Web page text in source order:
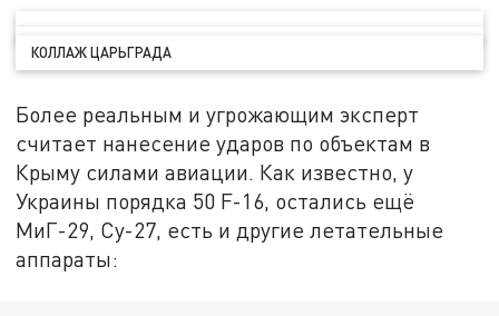
КОЛЛАЖ ЦАРЬГРАДА
Более реальным и угрожающим эксперт
считает нанесение ударов по объектам в
Крыму силами авиации. Как известно, у
Украины порядка 50 F-16, остались ещё
МиГ-29, Су-27, есть и другие летательные
аппараты: